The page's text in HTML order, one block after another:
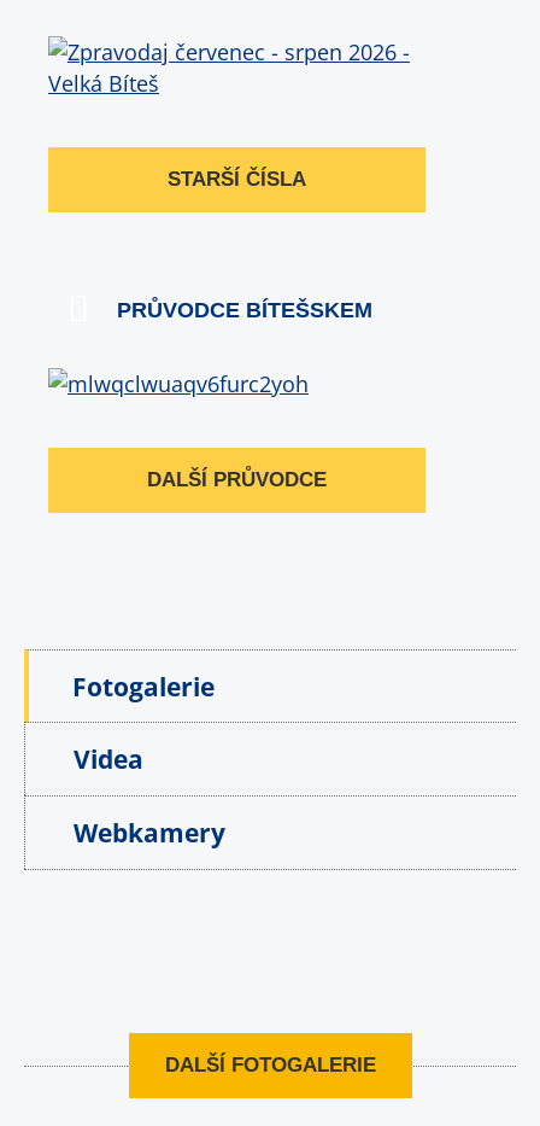
STARŠÍ ČÍSLA
PRŮVODCE BÍTEŠSKEM
DALŠÍ PRŮVODCE
Fotogalerie
Videa
Webkamery
DALŠÍ FOTOGALERIE